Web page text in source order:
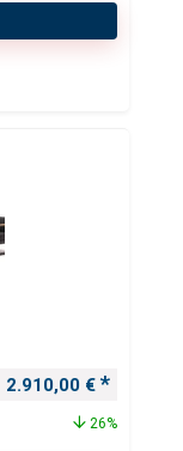
Ursprünglicher
2.910,00 €
26%